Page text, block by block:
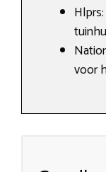
voor